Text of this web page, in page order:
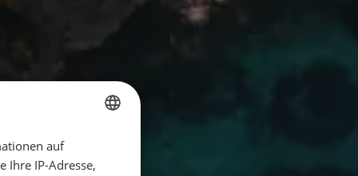
GERMAN
auf
Ihre IP-Adresse,